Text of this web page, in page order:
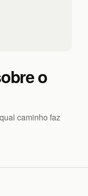
o
caminho faz